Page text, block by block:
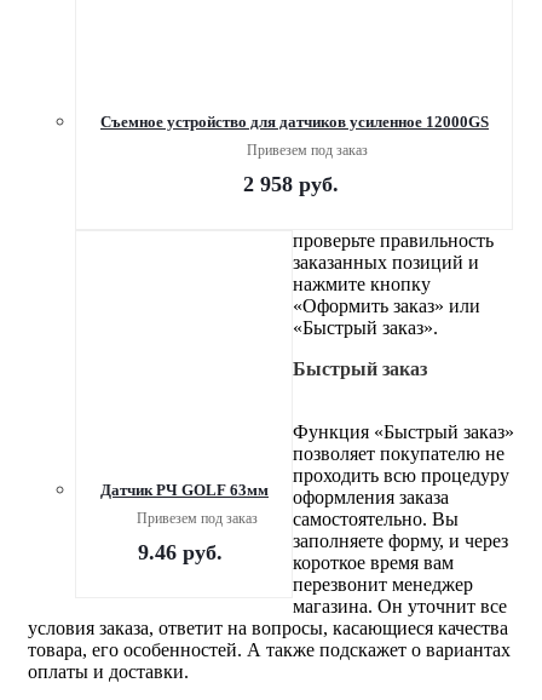
Съемное устройство для датчиков усиленное 12000GS
Привезем под заказ
2 958руб.
Датчик РЧ GOLF 63мм
Привезем под заказ
9.46 руб.
проверьте правильность
заказанных позиций и
нажмите кнопку
«Оформить заказ» или
«Быстрый заказ».
Быстрый заказ
Функция «Быстрый заказ»
позволяет покупателю не
проходить всю процедуру
оформления заказа
самостоятельно. Вы
заполняете форму, и через
короткое время вам
перезвонит менеджер
магазина. Он уточнит все
условия заказа, ответит на вопросы, касающиеся качества
товара, его особенностей. А также подскажет о вариантах
оплаты и доставки.